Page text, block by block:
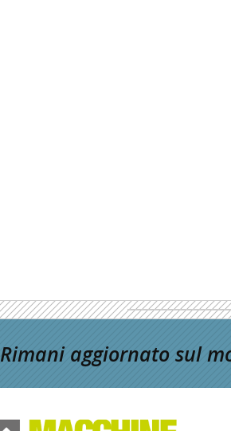
Rimani aggiornato sul